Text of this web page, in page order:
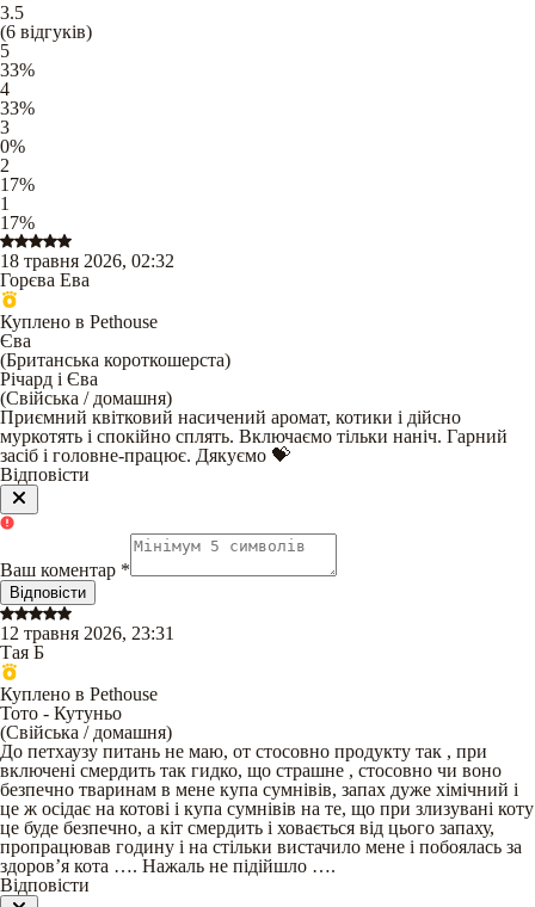
3.5
(6 відгуків)
5
33%
4
33%
3
0%
2
17%
1
17%
18 травня 2026, 02:32
Горєва Ева
Куплено в Pethouse
Єва
(Британська короткошерста)
Річард і Єва
(Свійська / домашня)
Приємний квітковий насичений аромат, котики і дійсно
муркотять і спокійно сплять. Включаємо тільки наніч. Гарний
засіб і головне-працює. Дякуємо 💝
Відповісти
Ваш коментар *
Відповісти
12 травня 2026, 23:31
Тая Б
Куплено в Pethouse
Тото - Кутуньо
(Свійська / домашня)
До петхаузу питань не маю, от стосовно продукту так , при
включені смердить так гидко, що страшне , стосовно чи воно
безпечно тваринам в мене купа сумнівів, запах дуже хімічний і
це ж осідає на котові і купа сумнівів на те, що при злизувані коту
це буде безпечно, а кіт смердить і ховається від цього запаху,
пропрацював годину і на стільки вистачило мене і побоялась за
здоров’я кота …. Нажаль не підійшло ….
Відповісти